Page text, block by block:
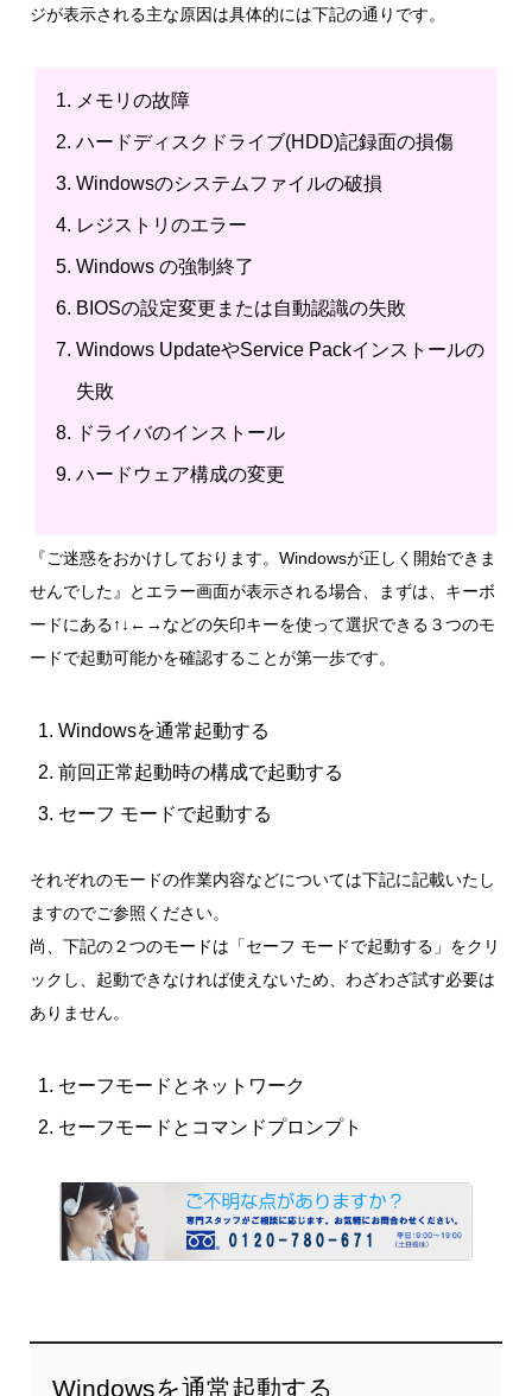
ジが表示される主な原因は具体的には下記の通りです。
メモリの故障
ハードディスクドライブ(HDD)記録面の損傷
Windowsのシステムファイルの破損
レジストリのエラー
Windows の強制終了
BIOSの設定変更または自動認識の失敗
Windows UpdateやService Packインストールの
失敗
ドライバのインストール
ハードウェア構成の変更
『ご迷惑をおかけしております。Windowsが正しく開始できま
せんでした』とエラー画面が表示される場合、まずは、キーボ
ードにある↑↓←→などの矢印キーを使って選択できる３つのモ
ードで起動可能かを確認することが第一歩です。
Windowsを通常起動する
前回正常起動時の構成で起動する
セーフ モードで起動する
それぞれのモードの作業内容などについては下記に記載いたし
ますのでご参照ください。
尚、下記の２つのモードは「セーフ モードで起動する」をクリ
ックし、起動できなければ使えないため、わざわざ試す必要は
ありません。
セーフモードとネットワーク
セーフモードとコマンドプロンプト
Windowsを通常起動する